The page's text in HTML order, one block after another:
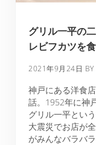
グリル一平の
レビフカツを
2021年9月24日 BY
神戸にある洋食
話。1952年に神
グリル一平とい
大震災でお店が
がみんなバラバラ